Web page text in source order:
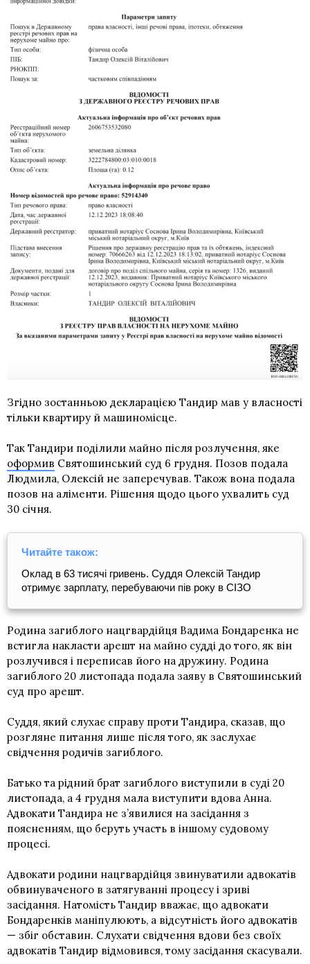
Згідно зостанньою декларацією Тандир мав у власності
тільки квартиру й машиномісце.
Так Тандири поділили майно після розлучення, яке
оформив Святошинський суд 6 грудня. Позов подала
Людмила, Олексій не заперечував. Також вона подала
позов на аліменти. Рішення щодо цього ухвалить суд
30 січня.
Читайте також:
Оклад в 63 тисячі гривень. Суддя Олексій Тандир
отримує зарплату, перебуваючи пів року в СІЗО
Родина загиблого нацгвардійця Вадима Бондаренка не
встигла накласти арешт на майно судді до того, як він
розлучився і переписав його на дружину. Родина
загиблого 20 листопада подала заяву в Святошинський
суд про арешт.
Суддя, який слухає справу проти Тандира, сказав, що
розгляне питання лише після того, як заслухає
свідчення родичів загиблого.
Батько та рідний брат загиблого виступили в суді 20
листопада, а 4 грудня мала виступити вдова Анна.
Адвокати Тандира не з’явилися на засідання з
поясненням, що беруть участь в іншому судовому
процесі.
Адвокати родини нацгвардійця звинуватили адвокатів
обвинуваченого в затягуванні процесу і зриві
засідання. Натомість Тандир вважає, що адвокати
Бондаренків маніпулюють, а відсутність його адвокатів
— збіг обставин. Слухати свідчення вдови без своїх
адвокатів Тандир відмовився, тому засідання скасували.